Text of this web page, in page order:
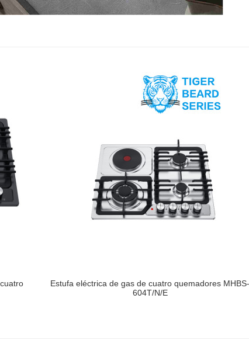
Estufa eléctrica de gas de cuatro quemadores MHBS-
604T/N/E